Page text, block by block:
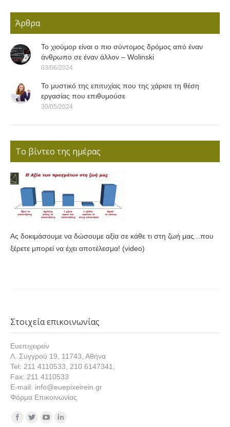
Άρθρα
Το χιούμορ είναι ο πιο σύντομος δρόμος από έναν
άνθρωπο σε έναν άλλον – Wolinski
03/06/2024
Το μυστικό της επιτυχίας που της χάρισε τη θέση
εργασίας που επιθυμούσε
30/05/2024
Το βίντεο της ημέρας
Ας δοκιμάσουμε να δώσουμε αξία σε κάθε τι στη ζωή μας...που
ξέρετε μπορεί να έχει αποτέλεσμα! (video)
Στοιχεία επικοινωνίας
Ευεπιχειρείν
Λ. Συγγρού 19, 11743, Αθήνα
Tel: 211 4110533, 210 6147341,
Fax: 211 4110533
E-mail: info@euepixeirein.gr
Φόρμα Επικοινωνίας
Find us on: